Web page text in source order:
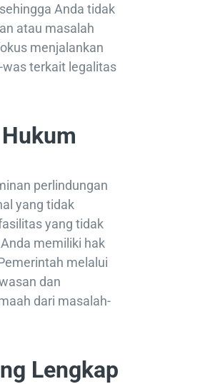
Anda tidak
atau masalah
menjalankan
was terkait legalitas
perlindungan
yang tidak
yang tidak
memiliki hak
melalui
dan
dari masalah-
Lengkap